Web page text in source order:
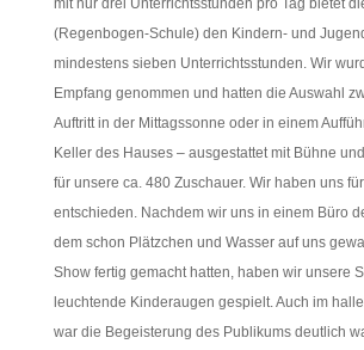
(Regenbogen-Schule) den Kindern- und
mindestens sieben Unterrichtsstunden. Wir
Empfang genommen und hatten die Auswahl
Auftritt in der Mittagssonne oder in einem
Keller des Hauses – ausgestattet mit Bühne
für unsere ca. 480 Zuschauer. Wir haben uns
entschieden. Nachdem wir uns in einem Büro
dem schon Plätzchen und Wasser auf uns
Show fertig gemacht hatten, haben wir unsere
leuchtende Kinderaugen gespielt. Auch im
war die Begeisterung des Publikums deutlich